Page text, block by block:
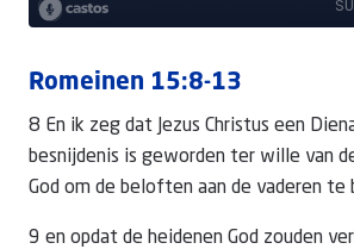
Romeinen 15:8-13
8 En ik zeg dat Jezus Christus een
besnijdenis is geworden ter wille van
God om de beloften aan de vaderen te
9 en opdat de heidenen God zouden